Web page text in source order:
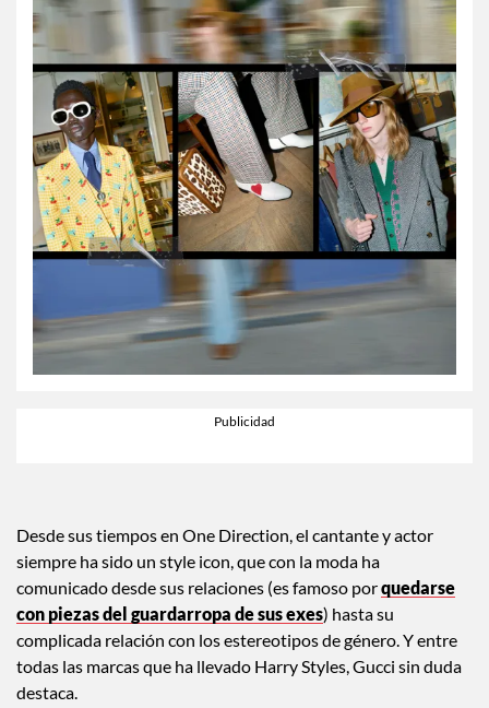
Desde sus tiempos en One Direction, el cantante y actor
siempre ha sido un style icon, que con la moda ha
comunicado desde sus relaciones (es famoso porquedarse
con piezas del guardarropa de sus exes) hasta su
complicada relación con los estereotipos de género. Y entre
todas las marcas que ha llevado Harry Styles, Gucci sin duda